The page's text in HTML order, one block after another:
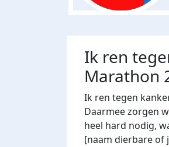
Ik ren
Marathon
Ik ren tegen
Daarmee zorgen
heel hard nodig,
[naam dierbare of